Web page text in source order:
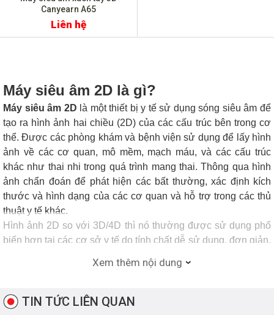
Canyearn A65
Liên hệ
Máy siêu âm 2D là gì?
Máy siêu âm 2D là một thiết bị y tế sử dụng sóng siêu âm để
tạo ra hình ảnh hai chiều (2D) của các cấu trúc bên trong cơ
thể. Được các phòng khám và bệnh viện sử dụng để lấy hình
ảnh về các cơ quan, mô mềm, mạch máu, và các cấu trúc
khác như thai nhi trong quá trình mang thai. Thông qua hình
ảnh chẩn đoán để phát hiện các bất thường, xác định kích
thước và hình dạng của các cơ quan và hỗ trợ trong các thủ
thuật y tế khác.
Hình ảnh 2D so với 3D/4D thì nó thường được sử dụng phổ
biến hơn tại các cơ sở y tế do tính chất dễ sử dụng, đơn giản,
sử dụng phương pháp đơn giản này là bác sỹ đã có đủ các
Xem thêm nội dung
TIN TỨC LIÊN QUAN